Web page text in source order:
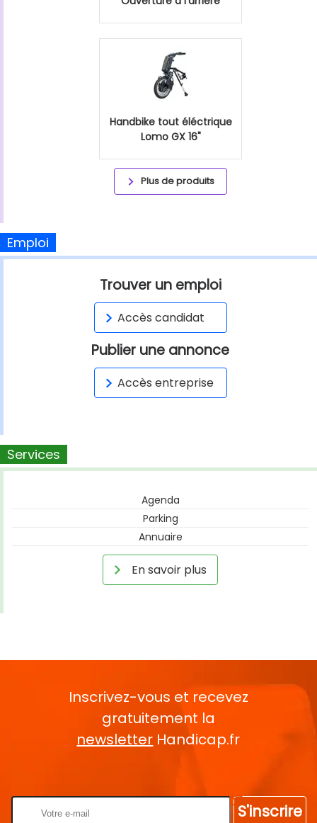
Handbike tout éléctrique
Lomo GX 16"
Plus de produits
Emploi
Trouver un emploi
Accès candidat
Publier une annonce
Accès entreprise
Services
Agenda
Parking
Annuaire
En savoir plus
Inscrivez-vous et recevez
gratuitement la
newsletter Handicap.fr
S'inscrire